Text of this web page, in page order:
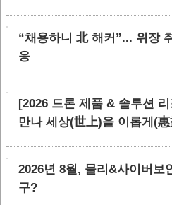
“채용하니 北 해커”... 위장
응
[2026 드론 제품 & 솔루션
만나 세상(世上)을 이롭게(
2026년 8월, 물리&사이버보
구?